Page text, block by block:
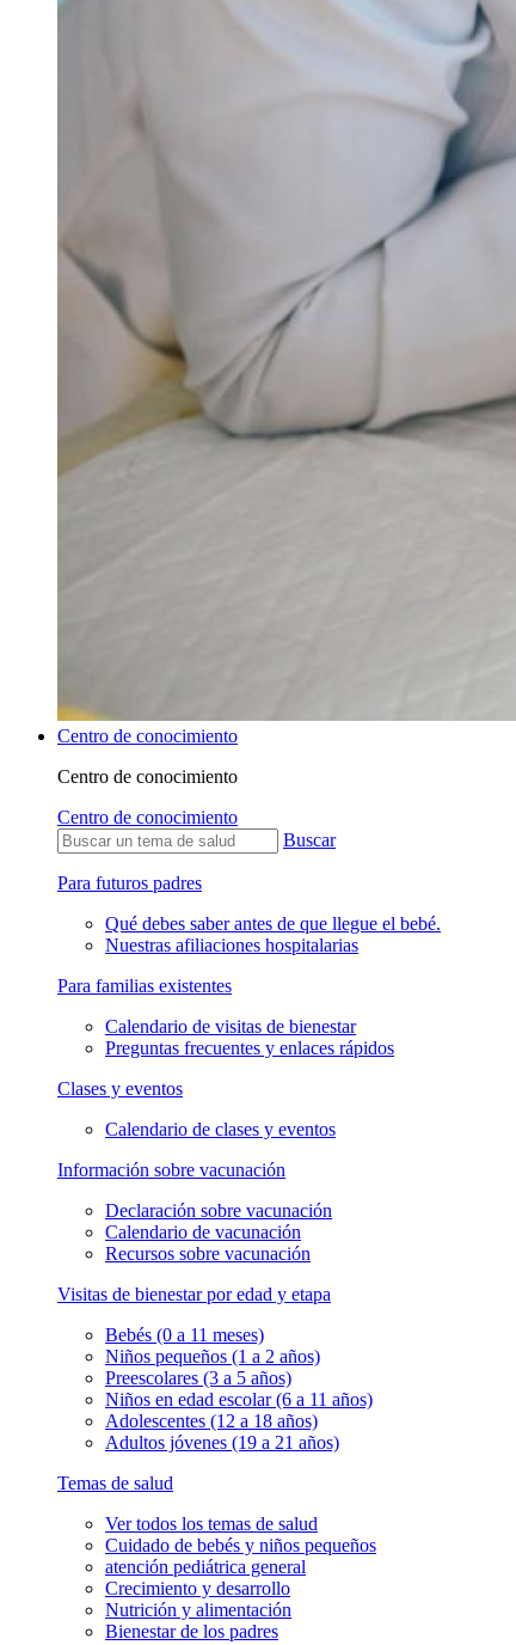
Centro de conocimiento
Centro de conocimiento
Centro de conocimiento
Buscar
Para futuros padres
Qué debes saber antes de que llegue el bebé.
Nuestras afiliaciones hospitalarias
Para familias existentes
Calendario de visitas de bienestar
Preguntas frecuentes y enlaces rápidos
Clases y eventos
Calendario de clases y eventos
Información sobre vacunación
Declaración sobre vacunación
Calendario de vacunación
Recursos sobre vacunación
Visitas de bienestar por edad y etapa
Bebés (0 a 11 meses)
Niños pequeños (1 a 2 años)
Preescolares (3 a 5 años)
Niños en edad escolar (6 a 11 años)
Adolescentes (12 a 18 años)
Adultos jóvenes (19 a 21 años)
Temas de salud
Ver todos los temas de salud
Cuidado de bebés y niños pequeños
atención pediátrica general
Crecimiento y desarrollo
Nutrición y alimentación
Bienestar de los padres